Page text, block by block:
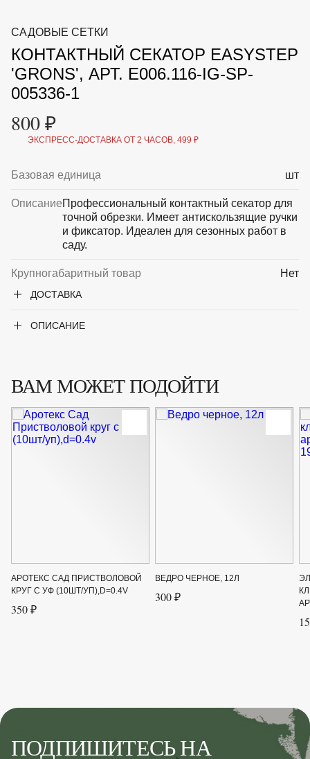
МАЛАЯ МЕХАНИЗАЦИЯ
ОТПУГИВАТЕЛИ ОТ ПТИЦ, НАСЕКОМЫХ И
ГРЫЗУНОВ
САДОВАЯ ОДЕЖДА И ОБУВЬ
САДОВЫЙ ИНСТРУМЕНТ
СЕМЕНА
ТОВАРЫ ДЛЯ БАНЬ И САУН
ТОВАРЫ ДЛЯ ПОЛИВА
ХОЗ ТОВАРЫ
Sale Новинки Акции
УХОД
+7 (495) 197 87
87
САДОВЫЕ СЕТКИ
КОНТАКТНЫЙ СЕКАТОР EASYSTEP
'GRONS', АРТ. E006.116-IG-SP-
005336-1
800 ₽
ЭКСПРЕСС-ДОСТАВКА ОТ 2 ЧАСОВ, 499 ₽
Базовая единица шт
ОписаниеПрофессиональный контактный секатор для
точной обрезки. Имеет антискользящие ручки
и фиксатор. Идеален для сезонных работ в
саду.
Крупногабаритный товар Нет
ДОСТАВКА
ОПИСАНИЕ
ВАМ МОЖЕТ ПОДОЙТИ
АРОТЕКС САД ПРИСТВОЛОВОЙ
КРУГ С УФ (10ШТ/УП),D=0.4V
350 ₽
ВЕДРО ЧЕРНОЕ, 12Л
300 ₽
ПОДПИШИТЕСЬ НА